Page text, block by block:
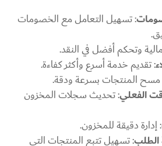
: تسهيل التعامل مع الخصومات
وتحكم أفضل في النقد.
: تقديم خدمة أسرع وأكثر كفاءة.
المنتجات بسرعة ودقة.
الفعلي: تحديث سجلات المخزون
: إدارة دقيقة للمخزون.
الطلب: تسهيل تتبع المنتجات التي